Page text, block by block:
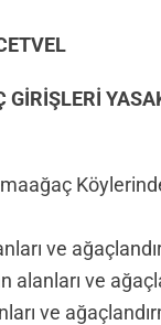
ve
ve
ve